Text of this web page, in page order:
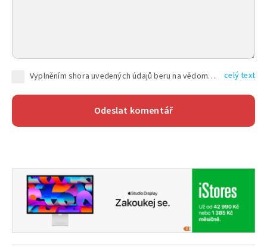
Vyplněním shora uvedených údajů beru na vědomí, že společnost TEXT FACTORY s.r.o., sídlem Brno, Durďákova 336/29, Černá Pole, PSČ: 613 00, IČ: 06157831, zapsané u Krajského soudu v Brně, oddíl C, vložka 100399, bude zpracovávat mé osobní údaje uvedené v rámci mnou vyplněného registračního formuláře na základě oprávněných zájmů TEXT FACTORY s.r.o. dle čl. 6 odst. 1 písm. f) GDPR a pro splnění právních povinností (čl. 6 odst. 1 písm. c) GDPR), a to pro tyto účely: nezbytnost zajistit oprávnění návštěvníka webových stránek provozovaných společností TEXT FACTORY s.r.o. přispívat aktivně ke zveřejněným článkům nebo v rámci diskusních fór a výkon práv TEXT FACTORY s.r.o. jako administrátora těchto diskusních fór. Více informací o zpracování osobních údajů a právech lze nalézt v celý text